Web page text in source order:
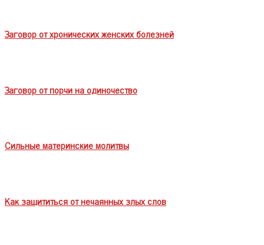
Заговор от хронических женских болезней
Заговор от порчи на одиночество
Сильные материнские молитвы
Как защититься от нечаянных злых слов